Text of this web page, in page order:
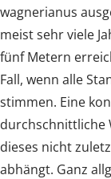
wagnerianus
meist sehr viele
fünf Metern
Fall, wenn alle
stimmen. Eine
durchschnittliche
dieses nicht
abhängt. Ganz